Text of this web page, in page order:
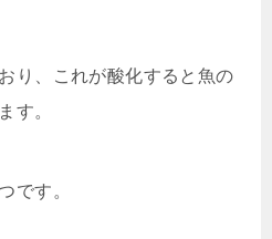
り、これが酸化すると魚の
す。
です。